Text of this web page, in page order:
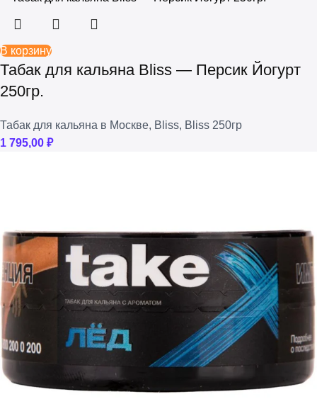
В корзину
Табак для кальяна Bliss — Персик Йогурт
250гр.
Табак для кальяна в Москве, Bliss, Bliss 250гр
1 795,00 ₽